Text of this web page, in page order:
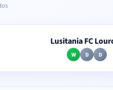
Lusitania FC
W D D